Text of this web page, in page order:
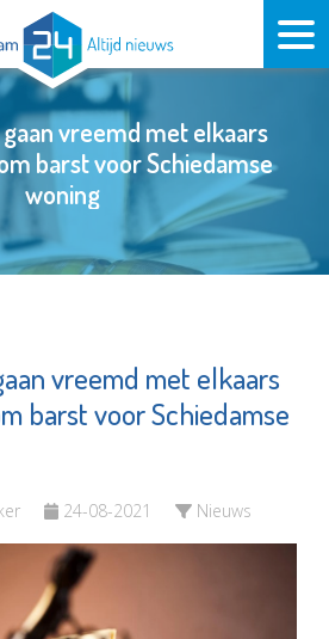
vreemd met elkaars
barst voor Schiedamse
woning
vreemd met elkaars
barst voor Schiedamse
24-08-2021 Nieuws